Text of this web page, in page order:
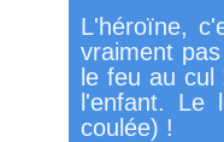
L'héroïne,
vraiment
le feu au
l'enfant. Le
coulée) !